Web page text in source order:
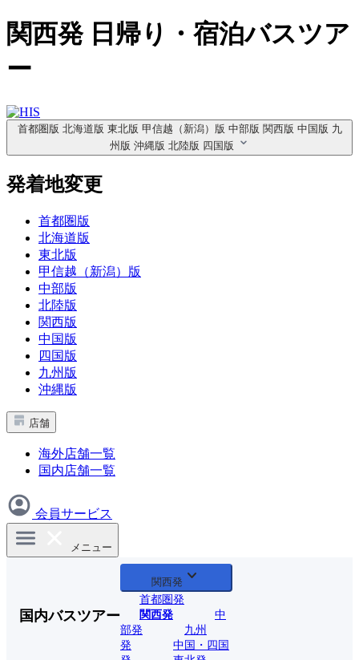
関西発 日帰り・宿泊バスツア
ー
首都圏版 北海道版 東北版 甲信越 （新潟） 版 中部版 関西版 中国版 九
州版 沖縄版 北陸版 四国版
発着地変更
首都圏版
北海道版
東北版
甲信越（新潟）版
中部版
北陸版
関西版
中国版
四国版
九州版
沖縄版
店舗
海外店舗一覧
国内店舗一覧
会員サービス
メニュー
国内バスツアー
関西発 expand_more
首都圏発
関西発
中
部発
九州
発
中国・四国